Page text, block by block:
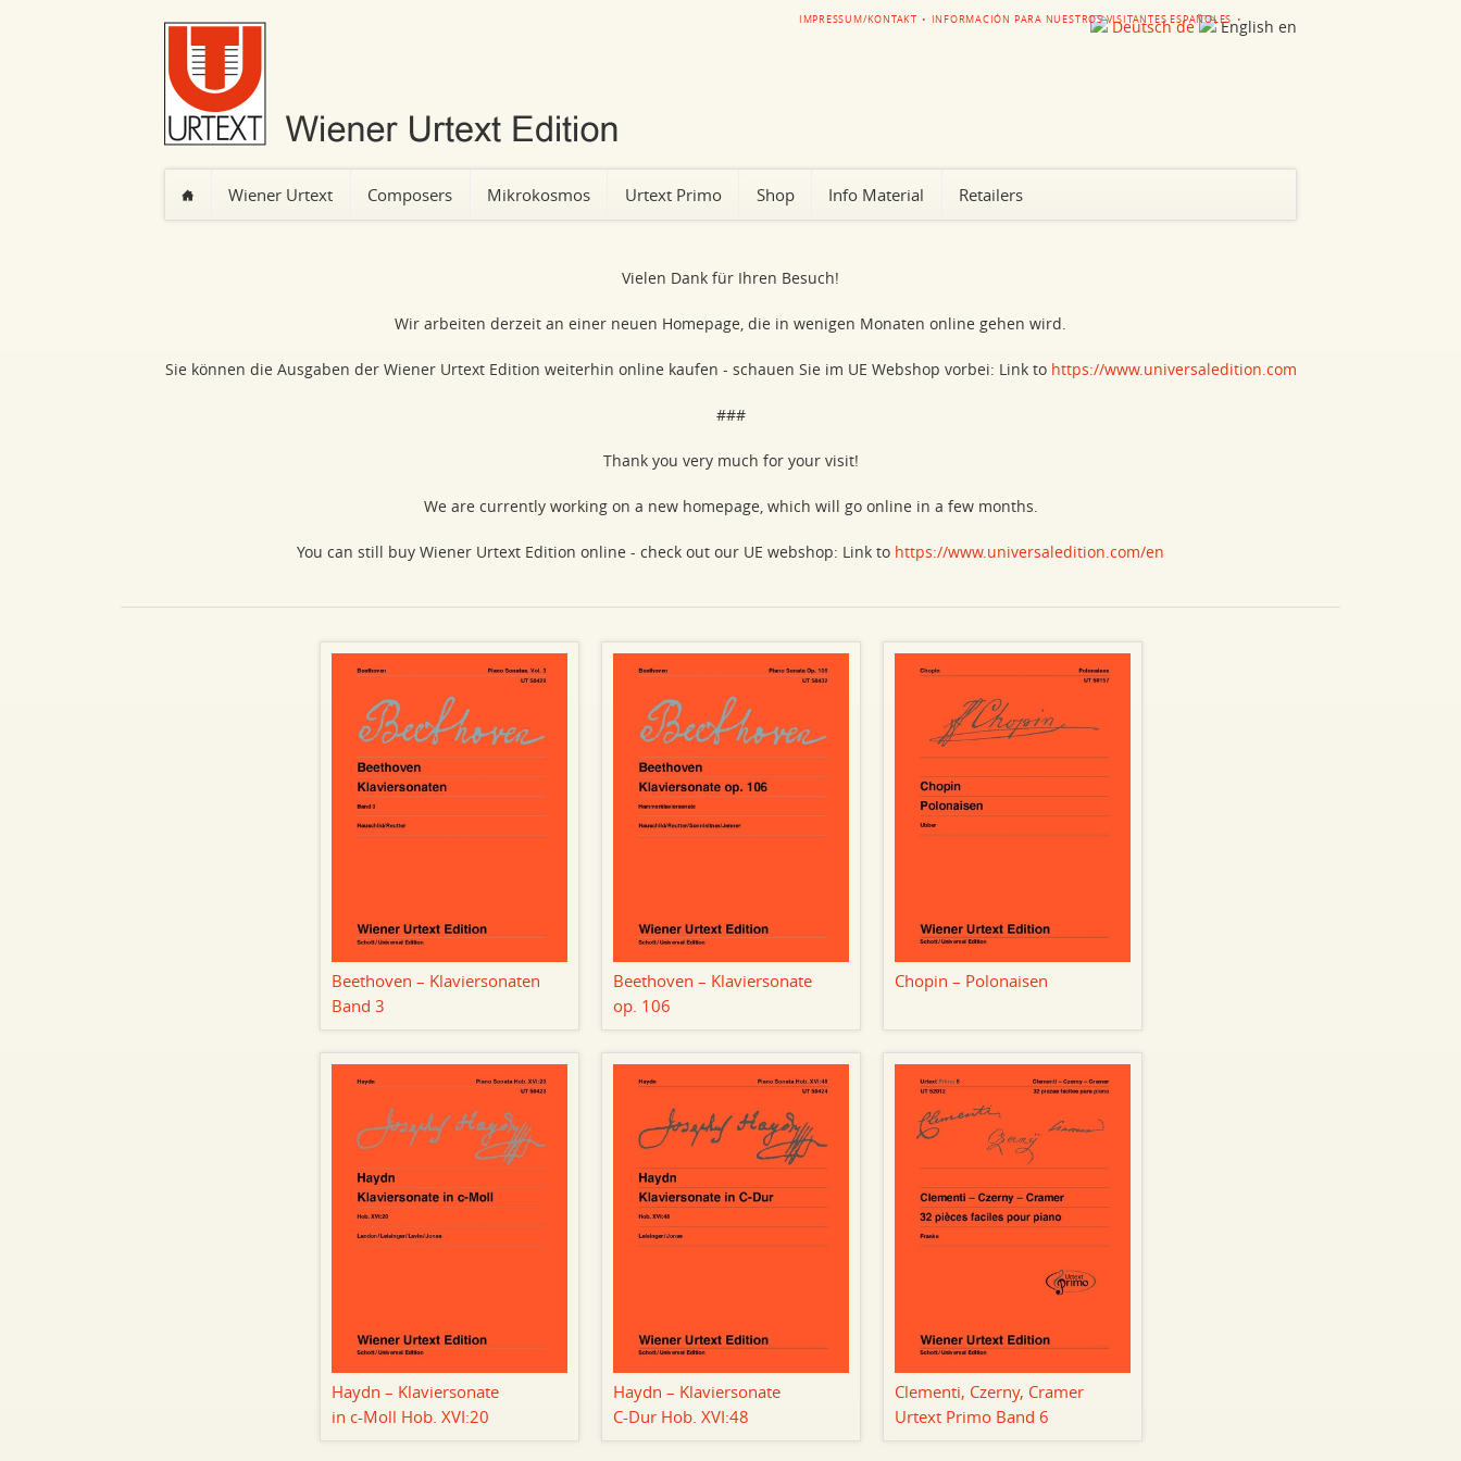
SKIP
IMPRESSUM/KONTAKT INFORMACIÓN PARA NUESTROS VISITANTES ESPAÑOLES
Deutschde English en
navigation
Wiener Urtext Composers Mikrokosmos Urtext Primo Shop Info Material Retailers
Vielen Dank für Ihren Besuch!
Wir arbeiten derzeit an einer neuen Homepage, die in wenigen Monaten online gehen wird.
Sie können die Ausgaben der Wiener Urtext Edition weiterhin online kaufen - schauen Sie im UE Webshop vorbei: Link to https://www.universaledition.com
###
Thank you very much for your visit!
We are currently working on a new homepage, which will go online in a few months.
You can still buy Wiener Urtext Edition online - check out our UE webshop: Link to https://www.universaledition.com/en
Beethoven – Klaviersonaten
Band 3
Beethoven – Klaviersonate
op. 106
Chopin – Polonaisen
Haydn – Klaviersonate
in c-Moll Hob. XVI:20
Haydn – Klaviersonate
C-Dur Hob. XVI:48
Clementi, Czerny, Cramer
Urtext Primo Band 6